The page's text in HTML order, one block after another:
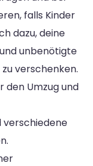
falls Kinder
dazu, deine
unbenötigte
verschenken.
den Umzug und
verschiedene